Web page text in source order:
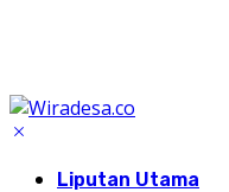
Liputan Utama